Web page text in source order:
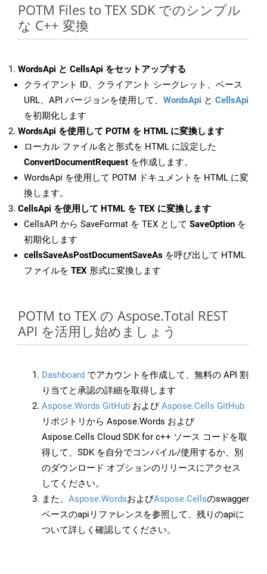
POTM Files to TEX SDK でのシンプル
な C++ 変換
WordsApi と CellsApi をセットアップする
クライアント ID、クライアント シークレット、ベース
URL、API バージョンを使用して、 WordsApi と CellsApi
を初期化します
WordsApi を使用して POTM を HTML に変換します
ローカル ファイル名と形式を HTML に設定した
ConvertDocumentRequest を作成します。
WordsApi を使用して POTM ドキュメントを HTML に変
換します。
CellsApi を使用して HTML を TEX に変換します
CellsAPI から SaveFormat を TEX として SaveOption を
初期化します
cellsSaveAsPostDocumentSaveAs を呼び出して HTML
ファイルを TEX 形式に変換します
POTM to TEX の Aspose.Total REST
API を活用し始めましょう
Dashboard でアカウントを作成して、無料の API 割
り当てと承認の詳細を取得します
Aspose.Words GitHub およびAspose.Cells GitHub
リポジトリから Aspose.Words および
Aspose.Cells Cloud SDK for c++ ソース コードを取
得して、SDK を自分でコンパイル/使用するか、別
のダウンロード オプションのリリースにアクセス
してください。
また、 Aspose.WordsおよびAspose.Cellsのswagger
ベースのapiリファレンスを参照して、残りのapiに
ついて詳しく確認してください。